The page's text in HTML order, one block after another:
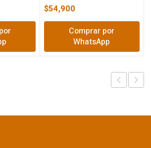
$54,900
Comprar por
WhatsApp